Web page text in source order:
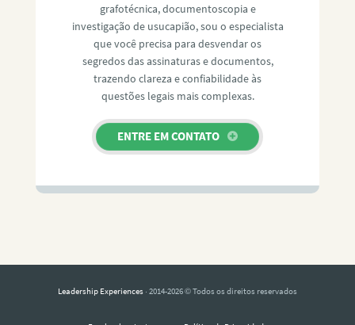
grafotécnica, documentoscopia e
investigação de usucapião, sou o especialista
que você precisa para desvendar os
segredos das assinaturas e documentos,
trazendo clareza e confiabilidade às
questões legais mais complexas.
ENTRE EM CONTATO
Leadership Experiences · 2014-2026 © Todos os direitos reservados